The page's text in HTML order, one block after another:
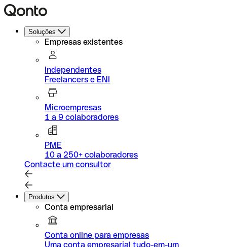
Soluções
Empresas existentes
Independentes
Freelancers e ENI
Microempresas
1 a 9 colaboradores
PME
10 a 250+ colaboradores
Contacte um consultor
Produtos
Conta empresarial
Conta online para empresas
Uma conta empresarial tudo-em-um